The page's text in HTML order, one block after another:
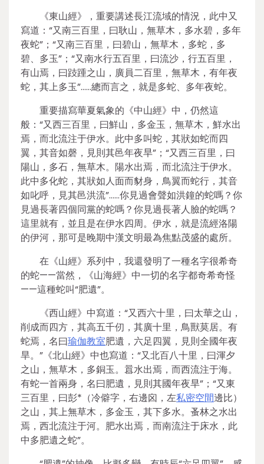
《東山經》，重要講述長江流域的情況，此中又
寫道：“又南三百里，曰耿山，無草木，多水碧，多年
夜蛇”；“又南三百里，曰碧山，無草木，多蛇，多
碧、多玉”；“又南水行五百里，曰流沙，行五百里，
有山焉，曰跂踵之山，廣員二百里，無草木，有年夜
蛇，其上多玉”……總而言之，就是多蛇、多年夜蛇。
重要描寫華夏氣象的《中山經》中，仍然這
般：“又西三百里，曰鮮山，多金玉，無草木，鮮水出
焉，而北流注于伊水。此中多叫蛇，其狀如蛇而四
翼，其音如磬，見則其邑年夜旱”；“又西三百里，曰
陽山，多石，無草木。陽水出焉，而北流注于伊水。
此中多化蛇，其狀如人面而豺身，鳥翼而蛇行，其音
如叱呼，見其邑洪流”……你見過會聲如洪鐘的蛇嗎？你
見過長著四個同黨的蛇嗎？你見過長著人臉的蛇嗎？
這里就有，並且是在伊水四周。伊水，就是流經洛陽
的伊河，那可是晚期中漢文明最為焦點茂盛的處所。
在《山經》系列中，我還發明了一種名字很希奇
的蛇——當然，《山海經》中一切的名字都奇希奇怪
——這種蛇叫“肥遺”。
《西山經》中寫道：“又西六十里，曰太華之山，
削成而四方，其高五千仞，其廣十里，鳥獸莫居。有
蛇焉，名曰瑜伽教室肥遺，六足四翼，見則全國年夜
旱。”《北山經》中也寫道：“又北百八十里，曰渾夕
之山，無草木，多銅玉。囂水出焉，而西流注于海。
有蛇一首兩身，名曰肥遺，見則其國年夜旱”；“又東
三百里，曰彭*（冷僻字，右邊囟，左私密空間邊比）
之山，其上無草木，多金玉，其下多水。蚤林之水出
焉，西北流注于河。肥水出焉，而南流注于床水，此
中多肥遺之蛇”。